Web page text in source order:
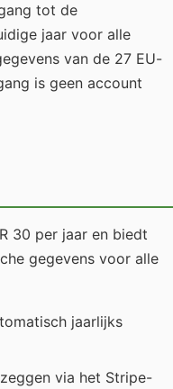
tot de
jaar voor alle
van de 27 EU-
is geen account
30 per jaar en biedt
gegevens voor alle
jaarlijks
via het Stripe-